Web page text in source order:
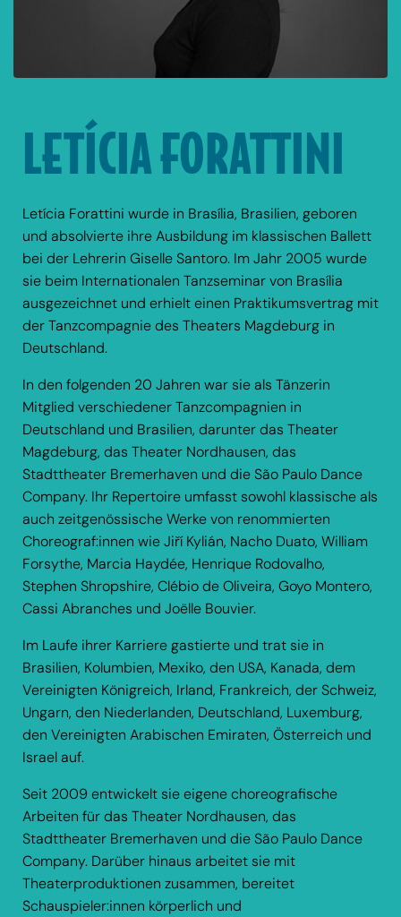
LETÍCIA FORATTINI
Letícia Forattini wurde in Brasília, Brasilien, geboren
und absolvierte ihre Ausbildung im klassischen Ballett
bei der Lehrerin Giselle Santoro. Im Jahr 2005 wurde
sie beim Internationalen Tanzseminar von Brasília
ausgezeichnet und erhielt einen Praktikumsvertrag mit
der Tanzcompagnie des Theaters Magdeburg in
Deutschland.
In den folgenden 20 Jahren war sie als Tänzerin
Mitglied verschiedener Tanzcompagnien in
Deutschland und Brasilien, darunter das Theater
Magdeburg, das Theater Nordhausen, das
Stadttheater Bremerhaven und die São Paulo Dance
Company. Ihr Repertoire umfasst sowohl klassische als
auch zeitgenössische Werke von renommierten
Choreograf:innen wie Jiří Kylián, Nacho Duato, William
Forsythe, Marcia Haydée, Henrique Rodovalho,
Stephen Shropshire, Clébio de Oliveira, Goyo Montero,
Cassi Abranches und Joëlle Bouvier.
Im Laufe ihrer Karriere gastierte und trat sie in
Brasilien, Kolumbien, Mexiko, den USA, Kanada, dem
Vereinigten Königreich, Irland, Frankreich, der Schweiz,
Ungarn, den Niederlanden, Deutschland, Luxemburg,
den Vereinigten Arabischen Emiraten, Österreich und
Israel auf.
Seit 2009 entwickelt sie eigene choreografische
Arbeiten für das Theater Nordhausen, das
Stadttheater Bremerhaven und die São Paulo Dance
Company. Darüber hinaus arbeitet sie mit
Theaterproduktionen zusammen, bereitet
Schauspieler:innen körperlich und